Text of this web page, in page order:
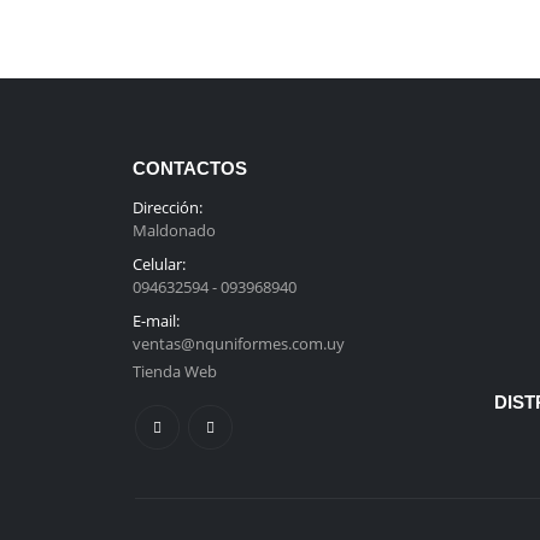
CONTACTOS
Dirección:
Maldonado
Celular:
094632594 - 093968940
E-mail:
ventas@nquniformes.com.uy
Tienda Web